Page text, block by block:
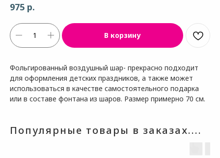
975 р.
В корзину
Фольгированный воздушный шар- прекрасно подходит
для оформления детских праздников, а также может
использоваться в качестве самостоятельного подарка
или в составе фонтана из шаров. Размер примерно 70 см.
Популярные товары в заказах....